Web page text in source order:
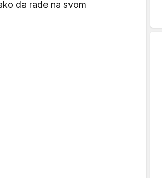
da rade na svom